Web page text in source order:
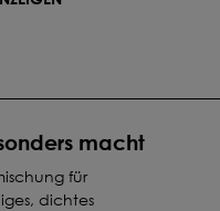
macht
für
dichtes